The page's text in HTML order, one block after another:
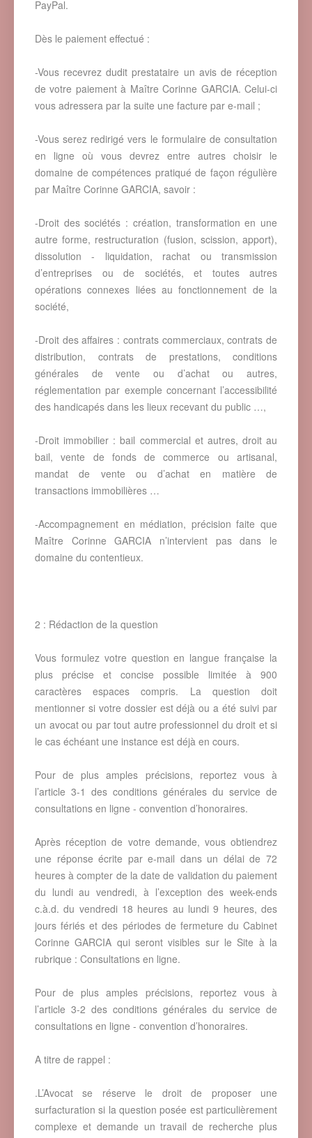
PayPal.
Dès le paiement effectué :
-Vous recevrez dudit prestataire un avis de réception
de votre paiement à Maître Corinne GARCIA. Celui-ci
vous adressera par la suite une facture par e-mail ;
-Vous serez redirigé vers le formulaire de consultation
en ligne où vous devrez entre autres choisir le
domaine de compétences pratiqué de façon régulière
par Maître Corinne GARCIA, savoir :
-Droit des sociétés : création, transformation en une
autre forme, restructuration (fusion, scission, apport),
dissolution - liquidation, rachat ou transmission
d’entreprises ou de sociétés, et toutes autres
opérations connexes liées au fonctionnement de la
société,
-Droit des affaires : contrats commerciaux, contrats de
distribution, contrats de prestations, conditions
générales de vente ou d’achat ou autres,
réglementation par exemple concernant l’accessibilité
des handicapés dans les lieux recevant du public …,
-Droit immobilier : bail commercial et autres, droit au
bail, vente de fonds de commerce ou artisanal,
mandat de vente ou d’achat en matière de
transactions immobilières …
-Accompagnement en médiation, précision faite que
Maître Corinne GARCIA n’intervient pas dans le
domaine du contentieux.
2 : Rédaction de la question
Vous formulez votre question en langue française la
plus précise et concise possible limitée à 900
caractères espaces compris. La question doit
mentionner si votre dossier est déjà ou a été suivi par
un avocat ou par tout autre professionnel du droit et si
le cas échéant une instance est déjà en cours.
Pour de plus amples précisions, reportez vous à
l’article 3-1 des conditions générales du service de
consultations en ligne - convention d’honoraires.
Après réception de votre demande, vous obtiendrez
une réponse écrite par e-mail dans un délai de 72
heures à compter de la date de validation du paiement
du lundi au vendredi, à l’exception des week-ends
c.à.d. du vendredi 18 heures au lundi 9 heures, des
jours fériés et des périodes de fermeture du Cabinet
Corinne GARCIA qui seront visibles sur le Site à la
rubrique : Consultations en ligne.
Pour de plus amples précisions, reportez vous à
l’article 3-2 des conditions générales du service de
consultations en ligne - convention d’honoraires.
A titre de rappel :
.L’Avocat se réserve le droit de proposer une
surfacturation si la question posée est particulièrement
complexe et demande un travail de recherche plus